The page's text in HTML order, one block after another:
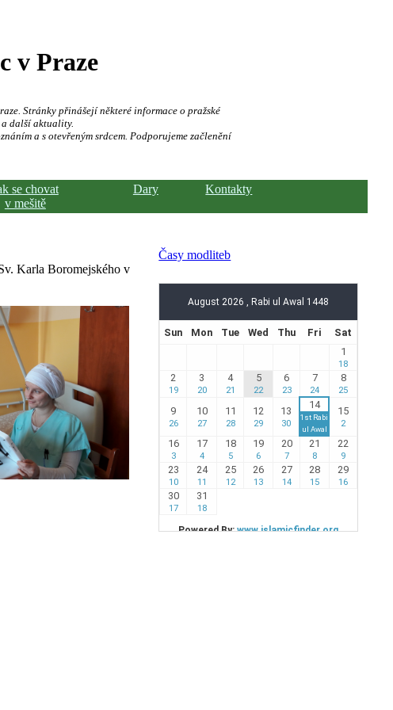
v Praze
Stránky přinášejí některé informace o pražské
a další aktuality.
a s otevřeným srdcem. Podporujeme začlenění
se chovat
v mešitě
Dary Kontakty
Karla Boromejského v
Časy modliteb